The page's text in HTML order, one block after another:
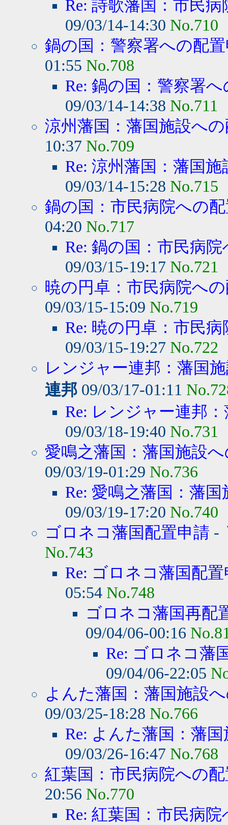
Re: 詩歌藩国：市民
09/03/14-14:30 No.710
鍋の国：警察署への配
01:55 No.708
Re: 鍋の国：警察署
09/03/14-14:38 No.711
涼州藩国：藩国施設へ
10:37 No.709
Re: 涼州藩国：藩国
09/03/14-15:28 No.715
鍋の国：市民病院への
04:20 No.717
Re: 鍋の国：市民病
09/03/15-19:17 No.721
暁の円卓：市民病院へ
09/03/15-15:09 No.719
Re: 暁の円卓：市民
09/03/15-19:27 No.722
レンジャー連邦：藩国
連邦 09/03/17-01:11
Re: レンジャー連邦
09/03/18-19:40 No.731
愛鳴之藩国：藩国施設
09/03/19-01:29 No.736
Re: 愛鳴之藩国：藩
09/03/19-17:20 No.740
ゴロネコ藩国配置申請 -
No.743
Re: ゴロネコ藩国配
05:54 No.748
ゴロネコ藩国再配
09/04/06-00:16
Re: ゴロネコ藩
09/04/06-22:05
よんた藩国：藩国施設
09/03/25-18:28 No.766
Re: よんた藩国：藩
09/03/26-16:47 No.768
紅葉国：市民病院への
20:56 No.770
Re: 紅葉国：市民病